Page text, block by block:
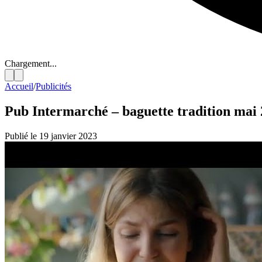
Chargement...
Accueil/Publicités
Pub Intermarché – baguette tradition mai
Publié le 19 janvier 2023